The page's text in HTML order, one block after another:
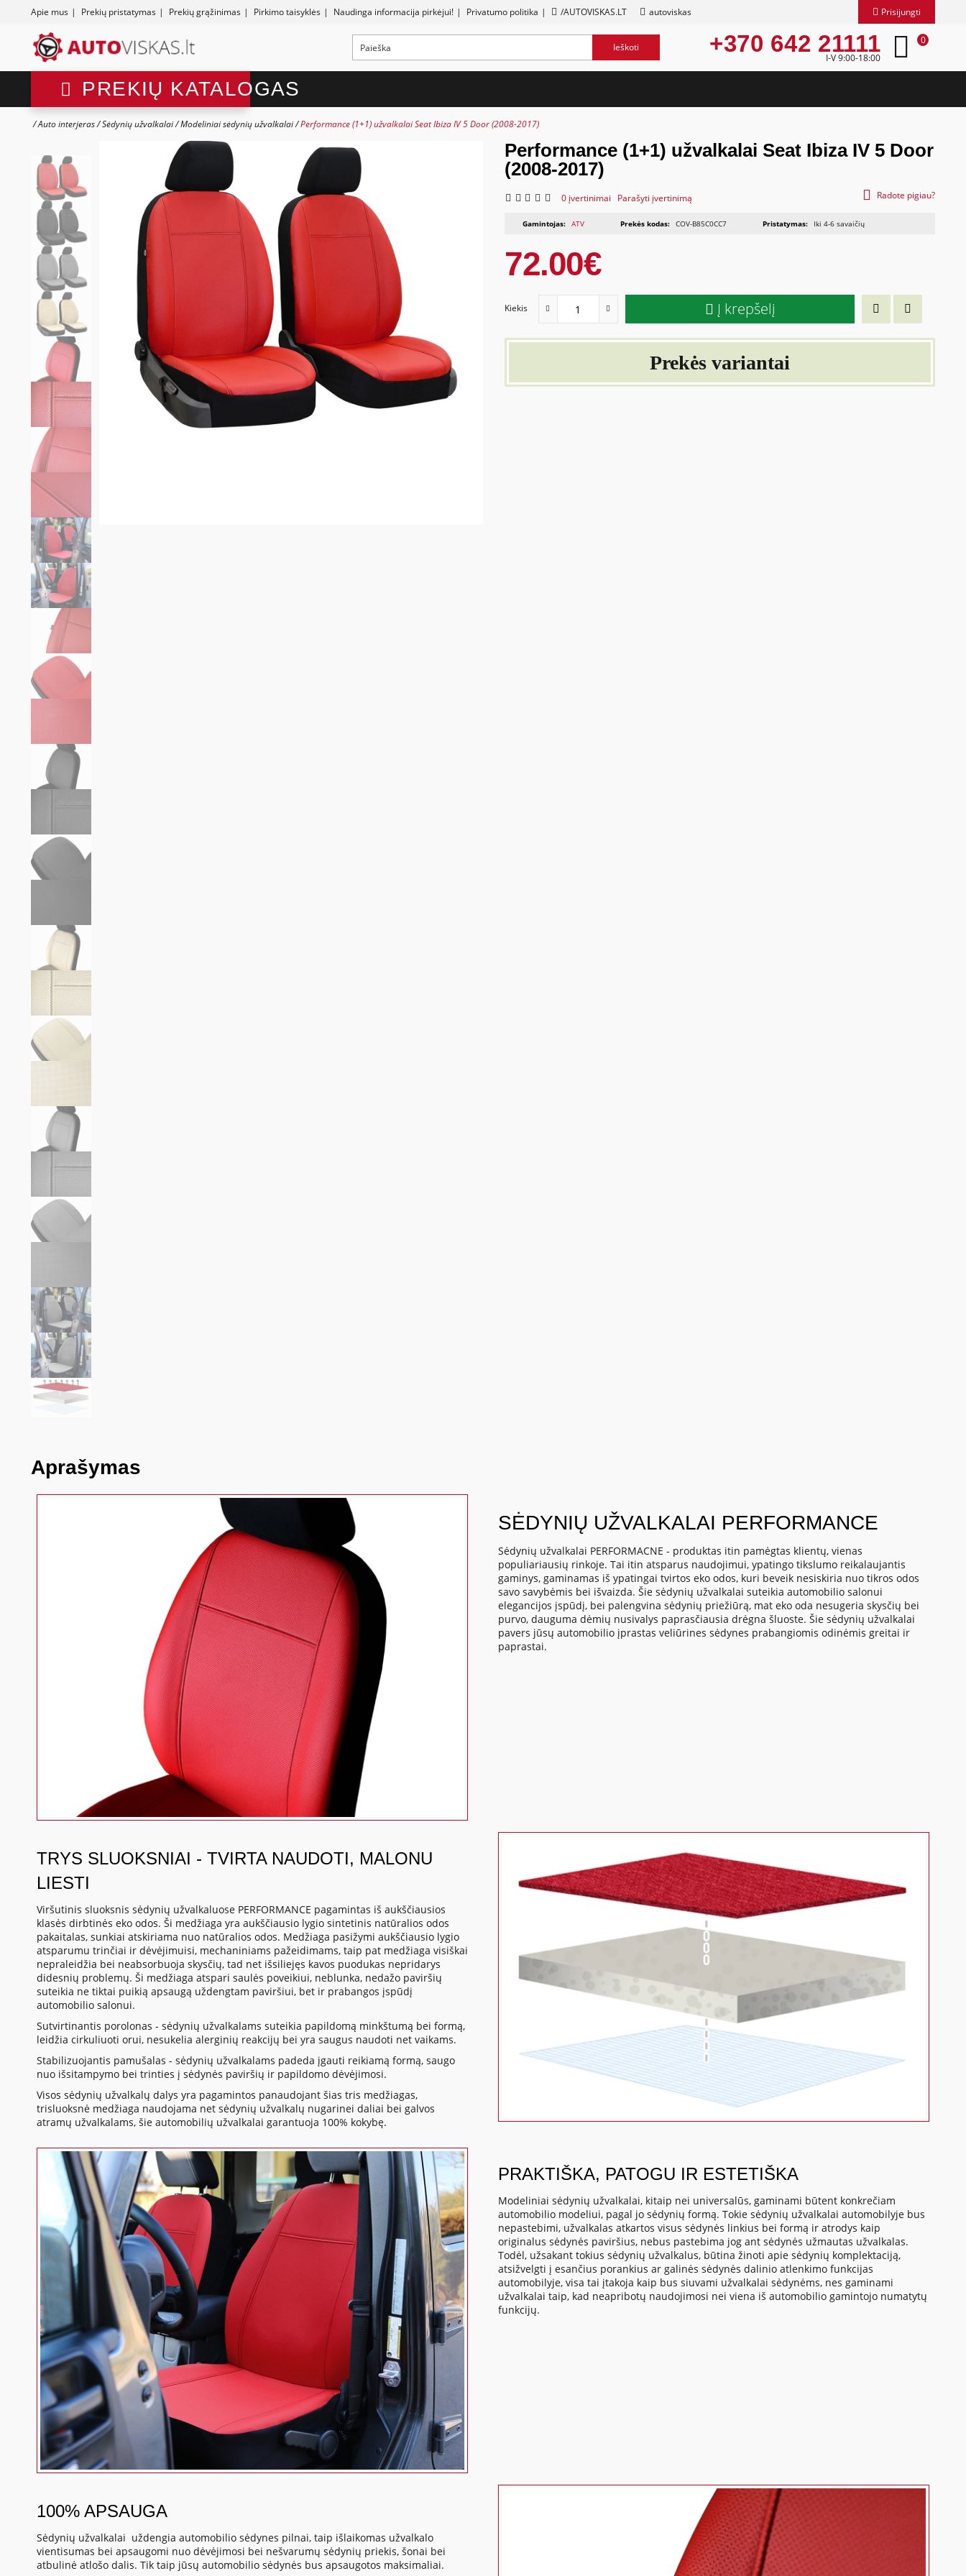
Apie mus | Prekių pristatymas | Prekių grąžinimas | Pirkimo taisyklės | Naudinga informacija pirkėjui! | Privatumo politika | /AUTOVISKAS.LT autoviskas Prisijungti
Ieškoti +370 642 21111
I-V 9:00-18:00
0
PREKIŲ KATALOGAS
Auto interjeras Sėdynių užvalkalai Modeliniai sėdynių užvalkalai Performance (1+1) užvalkalai Seat Ibiza IV 5 Door (2008-2017)
Performance (1+1) užvalkalai Seat Ibiza IV 5 Door
(2008-2017)
0 įvertinimai Parašyti įvertinimą Radote pigiau?
Gamintojas: ATV Prekės kodas: COV-B85C0CC7 Pristatymas: Iki 4-6 savaičių
72.00€
Kiekis Į krepšelį
Prekės variantai
Aprašymas
SĖDYNIŲ UŽVALKALAI PERFORMANCE
Sėdynių užvalkalai PERFORMACNE - produktas itin pamėgtas klientų, vienas
populiariausių rinkoje. Tai itin atsparus naudojimui, ypatingo tikslumo reikalaujantis
gaminys, gaminamas iš ypatingai tvirtos eko odos, kuri beveik nesiskiria nuo tikros odos
savo savybėmis bei išvaizda. Šie sėdynių užvalkalai suteikia automobilio salonui
elegancijos įspūdį, bei palengvina sėdynių priežiūrą, mat eko oda nesugeria skysčių bei
purvo, dauguma dėmių nusivalys paprasčiausia drėgna šluoste. Šie sėdynių užvalkalai
pavers jūsų automobilio įprastas veliūrines sėdynes prabangiomis odinėmis greitai ir
paprastai.
TRYS SLUOKSNIAI - TVIRTA NAUDOTI, MALONU
LIESTI
Viršutinis sluoksnis sėdynių užvalkaluose PERFORMANCE pagamintas iš aukščiausios
klasės dirbtinės eko odos. Ši medžiaga yra aukščiausio lygio sintetinis natūralios odos
pakaitalas, sunkiai atskiriama nuo natūralios odos. Medžiaga pasižymi aukščiausio lygio
atsparumu trinčiai ir dėvėjimuisi, mechaniniams pažeidimams, taip pat medžiaga visiškai
nepraleidžia bei neabsorbuoja skysčių, tad net išsiliejęs kavos puodukas nepridarys
didesnių problemų. Ši medžiaga atspari saulės poveikiui, neblunka, nedažo paviršių
suteikia ne tiktai puikią apsaugą uždengtam paviršiui, bet ir prabangos įspūdį
automobilio salonui.
Sutvirtinantis porolonas - sėdynių užvalkalams suteikia papildomą minkštumą bei formą,
leidžia cirkuliuoti orui, nesukelia alerginių reakcijų bei yra saugus naudoti net vaikams.
Stabilizuojantis pamušalas - sėdynių užvalkalams padeda įgauti reikiamą formą, saugo
nuo išsitampymo bei trinties į sėdynės paviršių ir papildomo dėvėjimosi.
Visos sėdynių užvalkalų dalys yra pagamintos panaudojant šias tris medžiagas,
trisluoksnė medžiaga naudojama net sėdynių užvalkalų nugarinei daliai bei galvos
atramų užvalkalams, šie automobilių užvalkalai garantuoja 100% kokybę.
PRAKTIŠKA, PATOGU IR ESTETIŠKA
Modeliniai sėdynių užvalkalai, kitaip nei universalūs, gaminami būtent konkrečiam
automobilio modeliui, pagal jo sėdynių formą. Tokie sėdynių užvalkalai automobilyje bus
nepastebimi, užvalkalas atkartos visus sėdynės linkius bei formą ir atrodys kaip
originalus sėdynės paviršius, nebus pastebima jog ant sėdynės užmautas užvalkalas.
Todėl, užsakant tokius sėdynių užvalkalus, būtina žinoti apie sėdynių komplektaciją,
atsižvelgti į esančius porankius ar galinės sėdynės dalinio atlenkimo funkcijas
automobilyje, visa tai įtakoja kaip bus siuvami užvalkalai sėdynėms, nes gaminami
užvalkalai taip, kad neapribotų naudojimosi nei viena iš automobilio gamintojo numatytų
funkcijų.
100% APSAUGA
Sėdynių užvalkalai uždengia automobilio sėdynes pilnai, taip išlaikomas užvalkalo
vientisumas bei apsaugomi nuo dėvėjimosi bei nešvarumų sėdynių priekis, šonai bei
atbulinė atlošo dalis. Tik taip jūsų automobilio sėdynės bus apsaugotos maksimaliai.